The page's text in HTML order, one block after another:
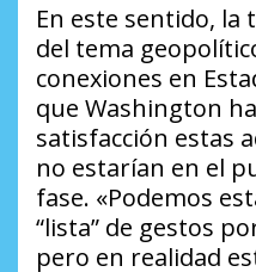
En este sentido, la
del tema
conexiones en
que Washington
satisfacción estas
no estarían en el
fase. «Podemos
“lista” de gestos
pero en realidad